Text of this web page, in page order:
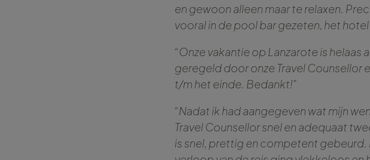
en gewoon alleen maar te relaxen.
vooral in de pool bar gezeten, het
“Onze vakantie op Lanzarote is
geregeld door onze Travel Counsellor
t/m het einde. Bedankt!”
“Nadat ik had aangegeven wat mijn
Travel Counsellor snel en adequaat
is snel, prettig en competent